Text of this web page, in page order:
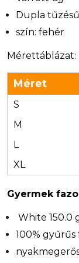
Dupla
szín: fehér
Mérettáblázat:
Méret
S
M
L
XL
Gyermek
White 150.0
100%